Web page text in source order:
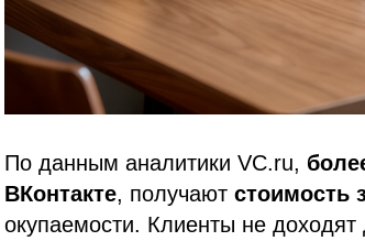
По данным аналитики VC.ru,
ВКонтакте, получают стоимость
окупаемости. Клиенты не